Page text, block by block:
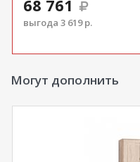
68 761
выгода 3 619 р.
Могут дополнить